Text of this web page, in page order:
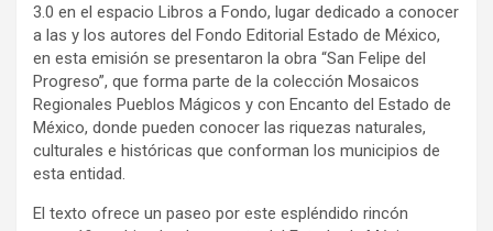
3.0 en el espacio Libros a Fondo, lugar dedicado a conocer
a las y los autores del Fondo Editorial Estado de México,
en esta emisión se presentaron la obra “San Felipe del
Progreso”, que forma parte de la colección Mosaicos
Regionales Pueblos Mágicos y con Encanto del Estado de
México, donde pueden conocer las riquezas naturales,
culturales e históricas que conforman los municipios de
esta entidad.
El texto ofrece un paseo por este espléndido rincón